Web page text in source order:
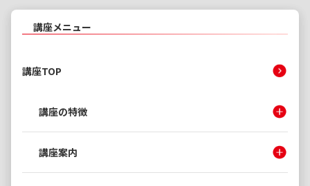
講座メニュー
講座TOP
講座の特徴
講座案内